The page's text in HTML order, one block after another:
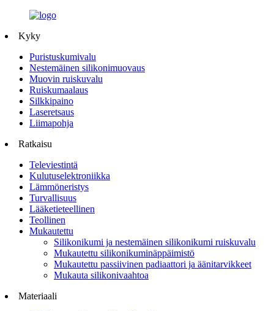
Kyky
Puristuskumivalu
Nestemäinen silikonimuovaus
Muovin ruiskuvalu
Ruiskumaalaus
Silkkipaino
Laseretsaus
Liimapohja
Ratkaisu
Televiestintä
Kulutuselektroniikka
Lämmöneristys
Turvallisuus
Lääketieteellinen
Teollinen
Mukautettu
Silikonikumi ja nestemäinen silikonikumi ruiskuvalu
Mukautettu silikonikuminäppäimistö
Mukautettu passiivinen padiaattori ja äänitarvikkeet
Mukauta silikonivaahtoa
Materiaali